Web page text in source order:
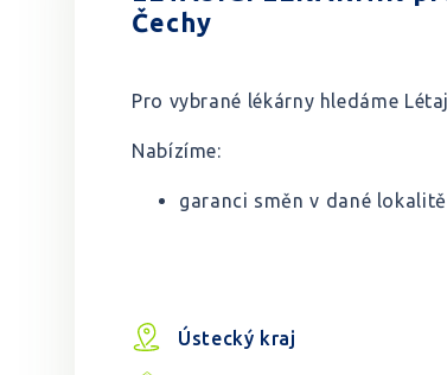
Čechy
Pro vybrané lékárny hledáme
Nabízíme:
garanci směn v dané lokalitě
Ústecký kraj